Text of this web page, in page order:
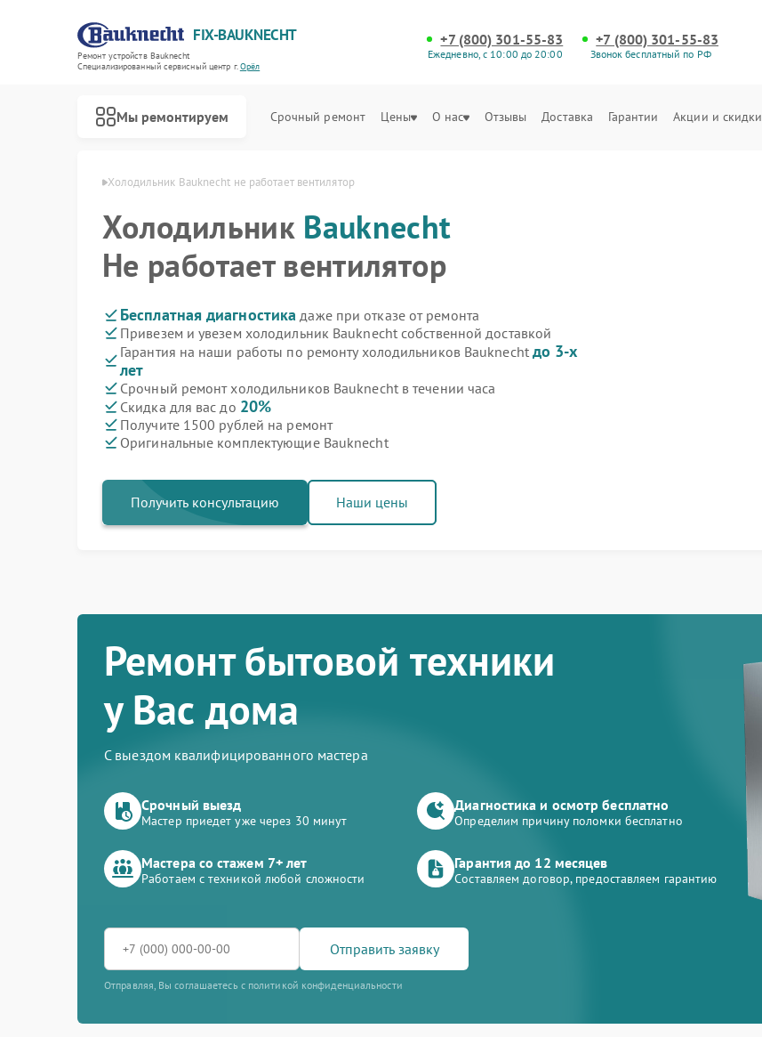
FIX-BAUKNECHT
Ремонт устройств Bauknecht
Специализированный cервисный центр г.Орёл
+7 (800) 301-55-83
Ежедневно, с 10:00 до 20:00
+7 (800) 301-55-83
Звонок бесплатный по РФ
Мы ремонтируем Срочный ремонт Цены О нас Отзывы Доставка Гарантии Акции и скидки
Bauknecht в Орле Холодильник Bauknecht не работает вентилятор
Холодильник Bauknecht
Не работает вентилятор
Бесплатная диагностика даже при отказе от ремонта
Привезем и увезем холодильник Bauknecht собственной доставкой
Гарантия на наши работы по ремонту холодильников Bauknecht до 3-х
лет
Срочный ремонт холодильников Bauknecht в течении часа
Скидка для вас до 20%
Получите 1500 рублей на ремонт
Оригинальные комплектующие Bauknecht
Получить консультацию Наши цены
Ремонт бытовой техники
у Вас дома
С выездом квалифицированного мастера
Срочный выезд
Мастер приедет уже через 30 минут
Диагностика и осмотр бесплатно
Определим причину поломки бесплатно
Мастера со стажем 7+ лет
Работаем с техникой любой сложности
Гарантия до 12 месяцев
Составляем договор, предоставляем гарантию
Отправить заявку
Отправляя, Вы соглашаетесь с политикой конфиденциальности